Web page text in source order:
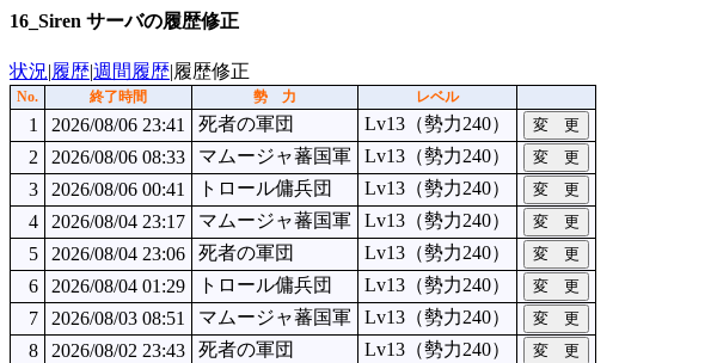
16_Siren サーバの履歴修正
状況|履歴|週間履歴|履歴修正
No. 終了時間 勢 力 レベル
1 2026/08/06 23:41 死者の軍団
Lv13（勢力240）
2
2026/08/06 08:33 マムージャ蕃国軍
Lv13（勢力240）
3
2026/08/06 00:41 トロール傭兵団
Lv13（勢力240）
4
2026/08/04 23:17 マムージャ蕃国軍
Lv13（勢力240）
5
2026/08/04 23:06 死者の軍団
Lv13（勢力240）
6
2026/08/04 01:29 トロール傭兵団
Lv13（勢力240）
7
2026/08/03 08:51 マムージャ蕃国軍
Lv13（勢力240）
8
2026/08/02 23:43 死者の軍団
Lv13（勢力240）